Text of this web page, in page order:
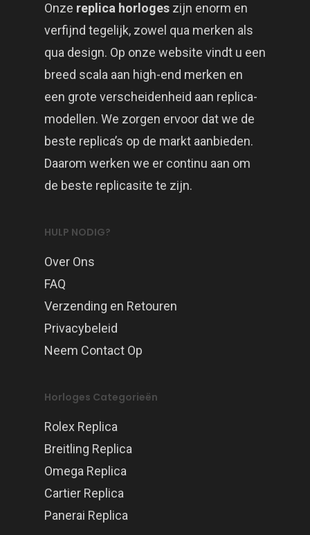
Onze replica horloges zijn enorm en
verfijnd tegelijk, zowel qua merken als
qua design. Op onze website vindt u een
breed scala aan high-end merken en
een grote verscheidenheid aan replica-
modellen. We zorgen ervoor dat we de
beste replica’s op de markt aanbieden.
Daarom werken we er continu aan om
de beste replicasite te zijn.
HULP NODIG?
Over Ons
FAQ
Verzending en Retouren
Privacybeleid
Neem Contact Op
Horloges Categorieën
Rolex Replica
Breitling Replica
Omega Replica
Cartier Replica
Panerai Replica